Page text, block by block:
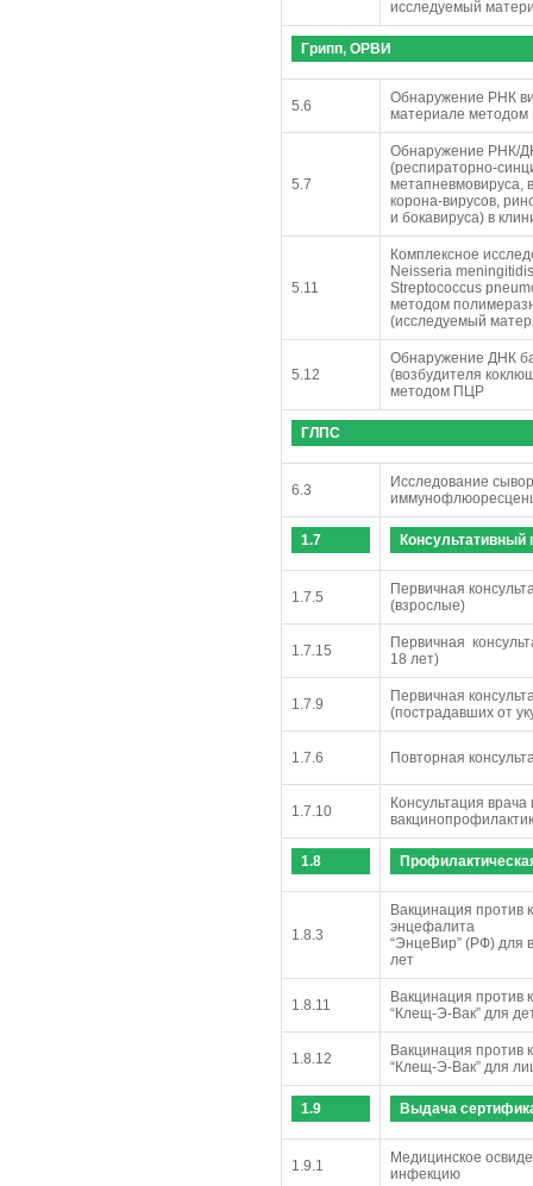
исследуемый
Грипп, ОРВИ
5.6
Обнаружение РНК
материале
5.7
Обнаружение РНК/
(респираторно-
метапневмовируса,
корона-вирусов,
и бокавируса) в
5.11
Комплексное
Neisseria
Streptococcus
методом
(исследуемый
5.12
Обнаружение ДНК
(возбудителя
методом ПЦР
ГЛПС
6.3
Исследование
1.7 Консультативный
1.7.5
Первичная
(взрослые)
1.7.15
Первичная
18 лет)
1.7.9
Первичная
(пострадавших от
1.7.6 Повторная
1.7.10
Консультация
1.8
1.8.3
Вакцинация против
“ЭнцеВир” (РФ) для
1.8.11
Вакцинация против
“Клещ-Э-Вак” для
1.8.12
Вакцинация против
“Клещ-Э-Вак” для
1.9 Выдача
1.9.1
Медицинское
инфекцию